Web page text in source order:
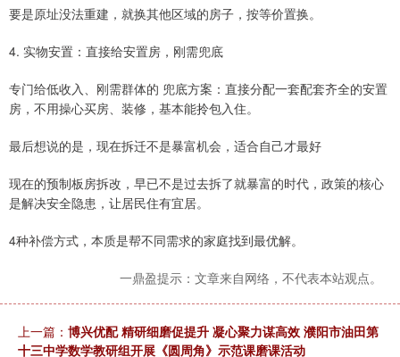
要是原址没法重建，就换其他区域的房子，按等价置换。
4. 实物安置：直接给安置房，刚需兜底
专门给低收入、刚需群体的 兜底方案：直接分配一套配套齐全的安置
房，不用操心买房、装修，基本能拎包入住。
最后想说的是，现在拆迁不是暴富机会，适合自己才最好
现在的预制板房拆改，早已不是过去拆了就暴富的时代，政策的核心
是解决安全隐患，让居民住有宜居。
4种补偿方式，本质是帮不同需求的家庭找到最优解。
一鼎盈提示：文章来自网络，不代表本站观点。
上一篇： 博兴优配 精研细磨促提升 凝心聚力谋高效 濮阳市油田第
十三中学数学教研组开展《圆周角》示范课磨课活动